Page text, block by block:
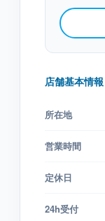
店舗基本情報
所在地
営業時間
定休日
24h受付